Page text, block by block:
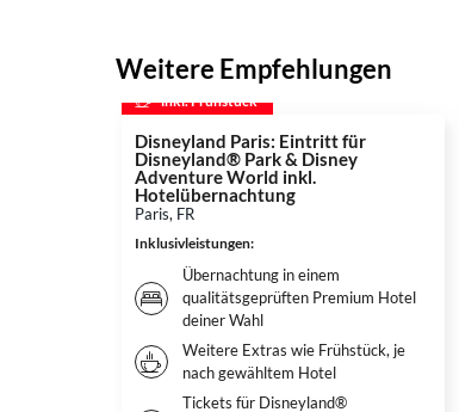
Weitere Empfehlungen
inkl. Frühstück
Disneyland Paris: Eintritt für
Disneyland® Park & Disney
Adventure World inkl.
Hotelübernachtung
Paris, FR
Inklusivleistungen:
Übernachtung in einem
qualitätsgeprüften Premium Hotel
deiner Wahl
Weitere Extras wie Frühstück, je
nach gewähltem Hotel
Tickets für Disneyland®